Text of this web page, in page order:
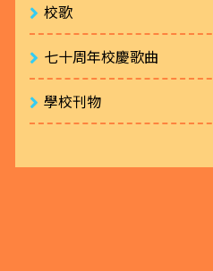
校歌
七十周年校慶歌曲
學校刊物